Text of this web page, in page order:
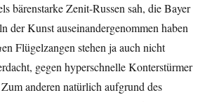
bärenstarke Zenit-Russen sah, die Bayer
der Kunst auseinandergenommen haben
en Flügelzangen stehen ja auch nicht
gegen hyperschnelle Konterstürmer
anderen natürlich aufgrund des